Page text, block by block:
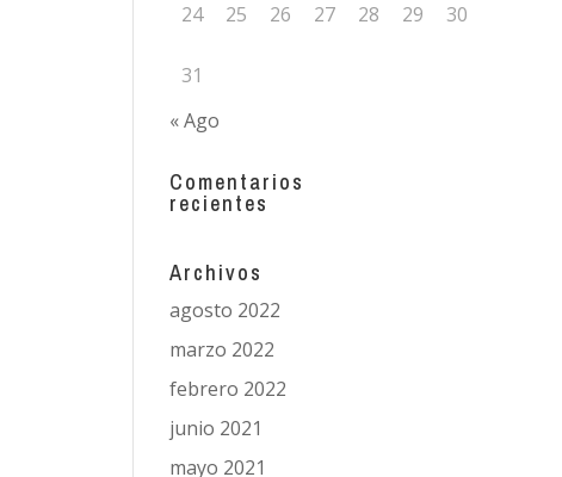
24 25 26 27 28 29 30
31
« Ago
Comentarios
recientes
Archivos
agosto 2022
marzo 2022
febrero 2022
junio 2021
mayo 2021